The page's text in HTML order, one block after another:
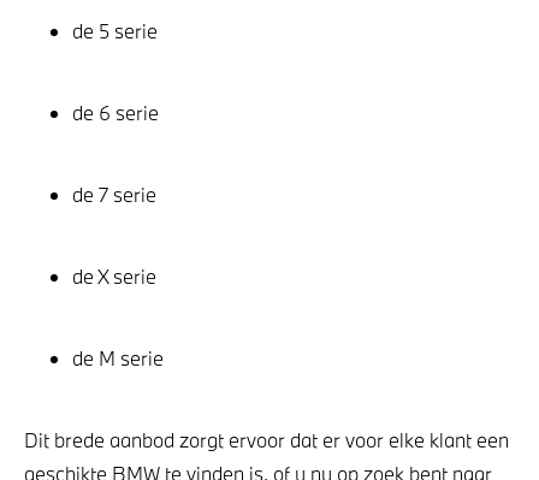
de 5 serie
de 6 serie
de 7 serie
de X serie
de M serie
Dit brede aanbod zorgt ervoor dat er voor elke klant een
geschikte BMW te vinden is, of u nu op zoek bent naar